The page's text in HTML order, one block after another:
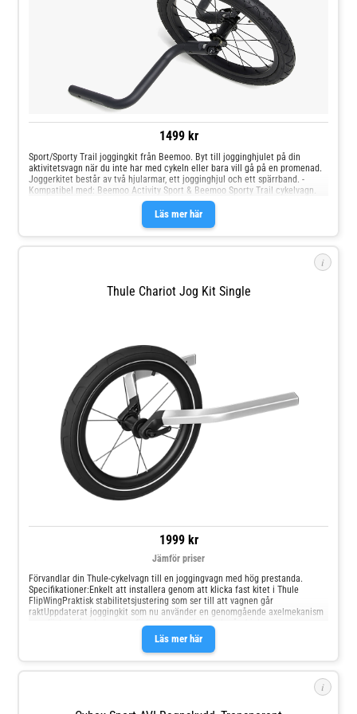
1499 kr
Läs mer här
Sport/Sporty Trail joggingkit från Beemoo. Byt till jogginghjulet på din
aktivitetsvagn när du inte har med cykeln eller bara vill gå på en promenad.
Joggerkitet består av två hjularmar, ett jogginghjul och ett spärrband. -
Kompatibel med: Beemoo Activity Sport & Beemoo Sporty Trail cykelvagn.
i
Thule Chariot Jog Kit Single
1999 kr
Läs mer här
Jämför priser
Förvandlar din Thule-cykelvagn till en joggingvagn med hög prestanda.
Specifikationer:Enkelt att installera genom att klicka fast kitet i Thule
FlipWingPraktisk stabilitetsjustering som ser till att vagnen går
raktUppdaterat joggingkit som nu använder en genomgående axelmekanism
som fästes på cykelvagnen för en säkrare fixeringIngår: hjularmar av
aluminium och ett 16-tumshjul med snabbkoppling. För vagnar med enkel
säten.Kompatibel med följande modeller:Thule Chariot Cross 2 SingleThule
i